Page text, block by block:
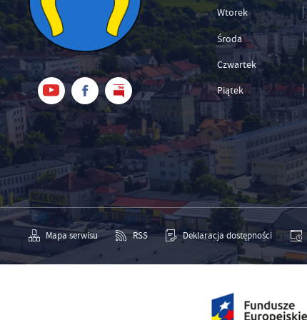
Wtorek
Środa
Czwartek
Piątek
Mapa serwisu RSS Deklaracja dostępności